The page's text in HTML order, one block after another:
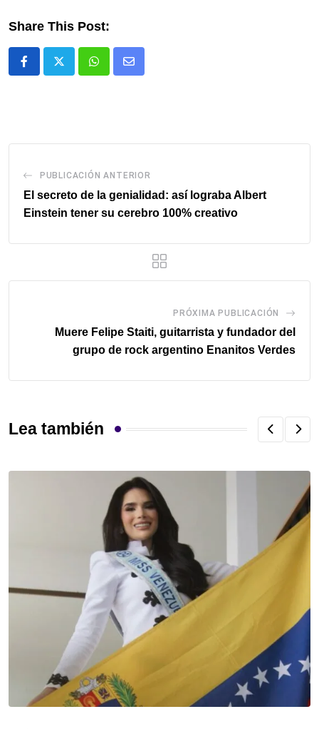
Share This Post:
WhatsappComparte
PUBLICACIÓN ANTERIOR
El secreto de la genialidad: así lograba Albert
Einstein tener su cerebro 100% creativo
PRÓXIMA PUBLICACIÓN
Muere Felipe Staiti, guitarrista y fundador del
grupo de rock argentino Enanitos Verdes
Lea también